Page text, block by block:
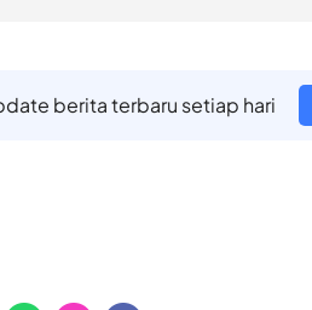
berita terbaru setiap hari